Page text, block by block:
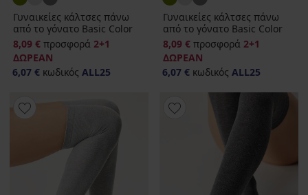
Γυναικείες κάλτσες πάνω
από το γόνατο Basic Color
8,09 € προσφορά 2+1
ΔΩΡΕΑΝ
6,07 € κωδικός ALL25
Γυναικείες κάλτσες πάνω
από το γόνατο Basic Color
8,09 € προσφορά 2+1
ΔΩΡΕΑΝ
6,07 € κωδικός ALL25